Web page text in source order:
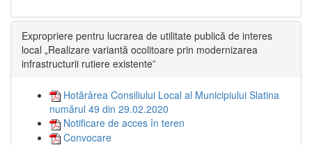
Expropriere pentru lucrarea de utilitate publică de interes
local „Realizare variantă ocolitoare prin modernizarea
infrastructurii rutiere existente”
Hotărârea Consiliului Local al Municipiului Slatina
numărul 49 din 29.02.2020
Notificare de acces în teren
Convocare